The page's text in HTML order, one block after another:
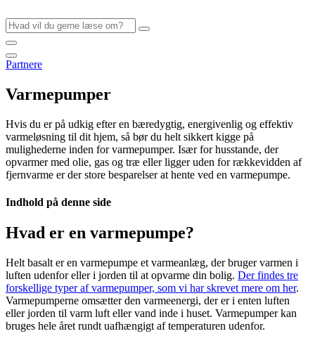
til
indhold
Partnere
Varmepumper
Hvis du er på udkig efter en bæredygtig, energivenlig og effektiv
varmeløsning til dit hjem, så bør du helt sikkert kigge på
mulighederne inden for varmepumper. Især for husstande, der
opvarmer med olie, gas og træ eller ligger uden for rækkevidden af
fjernvarme er der store besparelser at hente ved en varmepumpe.
Indhold på denne side
Hvad er en varmepumpe?
Helt basalt er en varmepumpe et varmeanlæg, der bruger varmen i
luften udenfor eller i jorden til at opvarme din bolig. Der findes tre
forskellige typer af varmepumper, som vi har skrevet mere om her.
Varmepumperne omsætter den varmeenergi, der er i enten luften
eller jorden til varm luft eller vand inde i huset. Varmepumper kan
bruges hele året rundt uafhængigt af temperaturen udenfor.